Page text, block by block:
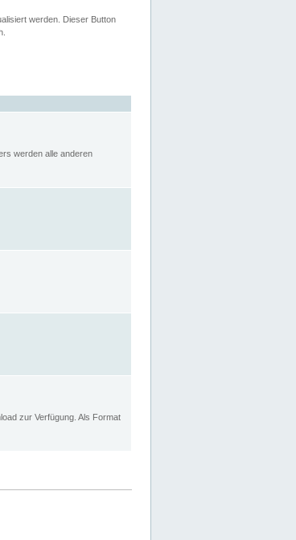
werden. Dieser Button
werden alle anderen
zur Verfügung. Als Format